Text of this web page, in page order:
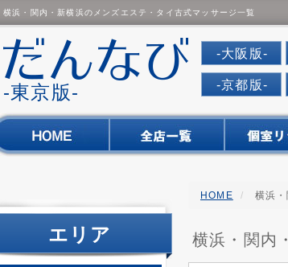
横浜・関内・新横浜のメンズエステ・タイ古式マッサージ一覧
だんなび
-東京版-
-大阪版-
-京都版-
HOME 横浜
横浜・関内
エリア